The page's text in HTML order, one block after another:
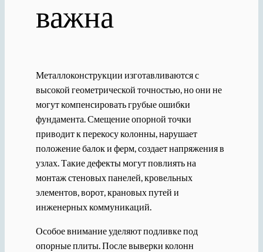
важна
Металлоконструкции изготавливаются с
высокой геометрической точностью, но они не
могут компенсировать грубые ошибки
фундамента. Смещение опорной точки
приводит к перекосу колонны, нарушает
положение балок и ферм, создает напряжения в
узлах. Такие дефекты могут повлиять на
монтаж стеновых панелей, кровельных
элементов, ворот, крановых путей и
инженерных коммуникаций.
Особое внимание уделяют подливке под
опорные плиты. После выверки колонн